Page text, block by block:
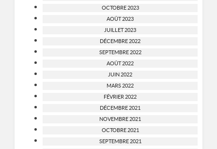
OCTOBRE 2023
AOÛT 2023
JUILLET 2023
DÉCEMBRE 2022
SEPTEMBRE 2022
AOÛT 2022
JUIN 2022
MARS 2022
FÉVRIER 2022
DÉCEMBRE 2021
NOVEMBRE 2021
OCTOBRE 2021
SEPTEMBRE 2021